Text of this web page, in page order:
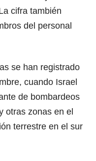
cifra también
del personal
se han registrado
cuando Israel
de bombardeos
otras zonas en el
terrestre en el sur